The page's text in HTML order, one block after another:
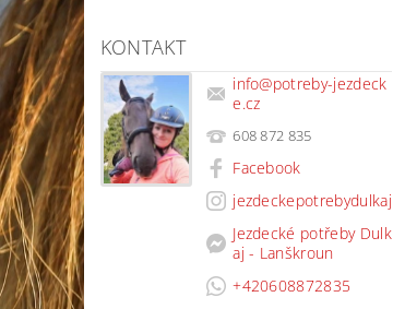
KONTAKT
info@potreby-jezdeck
e.cz
608 872 835
Facebook
jezdeckepotrebydulkaj
Jezdecké potřeby Dulk
aj - Lanškroun
+420608872835